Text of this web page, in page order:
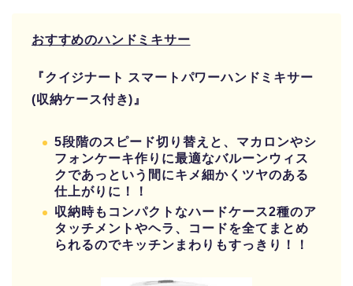
おすすめのハンドミキサー
『クイジナート スマートパワーハンドミキサー
(収納ケース付き)』
5段階のスピード切り替えと、マカロンやシ
フォンケーキ作りに最適なバルーンウィス
クであっという間にキメ細かくツヤのある
仕上がりに！！
収納時もコンパクトなハードケース2種のア
タッチメントやヘラ、コードを全てまとめ
られるのでキッチンまわりもすっきり！！